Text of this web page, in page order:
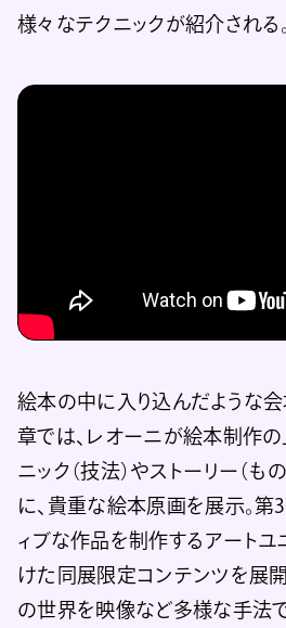
様々なテクニックが紹介される。
絵本の中に入り込んだような会
章では、レオーニが絵本制作
ニック（技法）やストーリー（も
に、貴重な絵本原画を展示。第
ィブな作品を制作するアートユ
けた同展限定コンテンツを展
の世界を映像など多様な手法